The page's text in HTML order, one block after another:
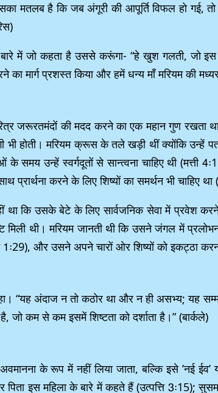
मतलब है कि जब अंगूरी की आपूर्ति विफल हो गई,
में जो कहता है उससे करूंगा- “हे खुश गलती, जो इस
मार्ग प्रशस्त किया और हमें धन्य माँ मरियम की
जरूरतमंदों की मदद करने का एक महान गुण रखता
होती। मरियम क्रूस के तले खड़ी थीं क्योंकि उन्हें
के समय उन्हें स्वर्गदूतों से सान्त्वना चाहिए थी
करने के लिए शिष्यों का समर्थन भी चाहिए
कि उसके बेटे के लिए सार्वजनिक सेवा में प्रवेश
मिली थी। मरियम जानती थी कि उसने जंगल में
1ः29), और उसने अपने चारों ओर शिष्यों को इकट्ठा
“यह अंदाज न तो कठोर था और न ही असभ्य; यह
जो कम से कम इसमें शिष्टता को दर्शाता है।” (बार्कले)
के रूप में नहीं लिया जाता, बल्कि इसे ’नई
पिता इस महिला के बारे में कहते हैं (उत्पत्ति 3ः15);